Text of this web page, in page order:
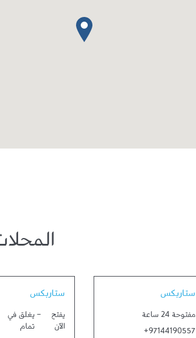
ستاربكس
مفتوحة 24 ساعة
+97144190557
ستاربكس
يفتح
الآن
- يغلق في
تمام